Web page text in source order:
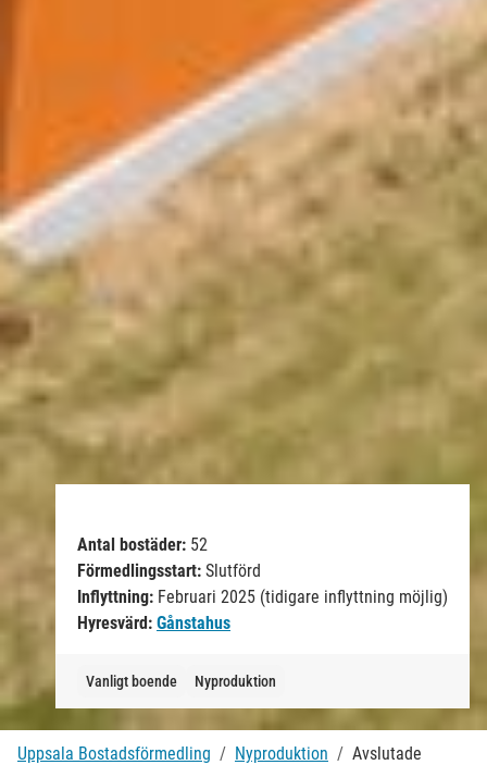
Antal bostäder: 52
Förmedlingsstart: Slutförd
Inflyttning: Februari 2025 (tidigare inflyttning möjlig)
Hyresvärd: Gånstahus
Vanligt boende Nyproduktion
Uppsala Bostadsförmedling Nyproduktion
Avslutade